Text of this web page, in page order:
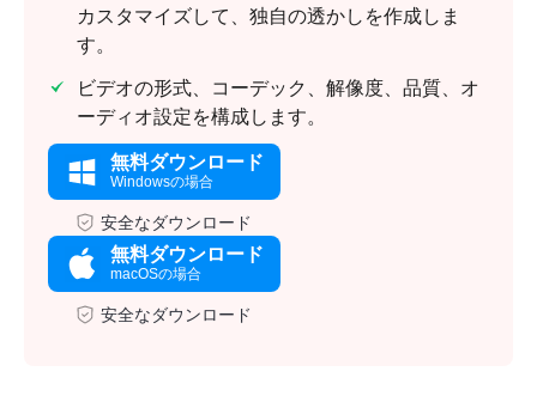
カスタマイズして、独自の透かしを作成しま
す。
ビデオの形式、コーデック、解像度、品質、オ
ーディオ設定を構成します。
無料ダウンロード
Windowsの場合
安全なダウンロード
無料ダウンロード
macOSの場合
安全なダウンロード